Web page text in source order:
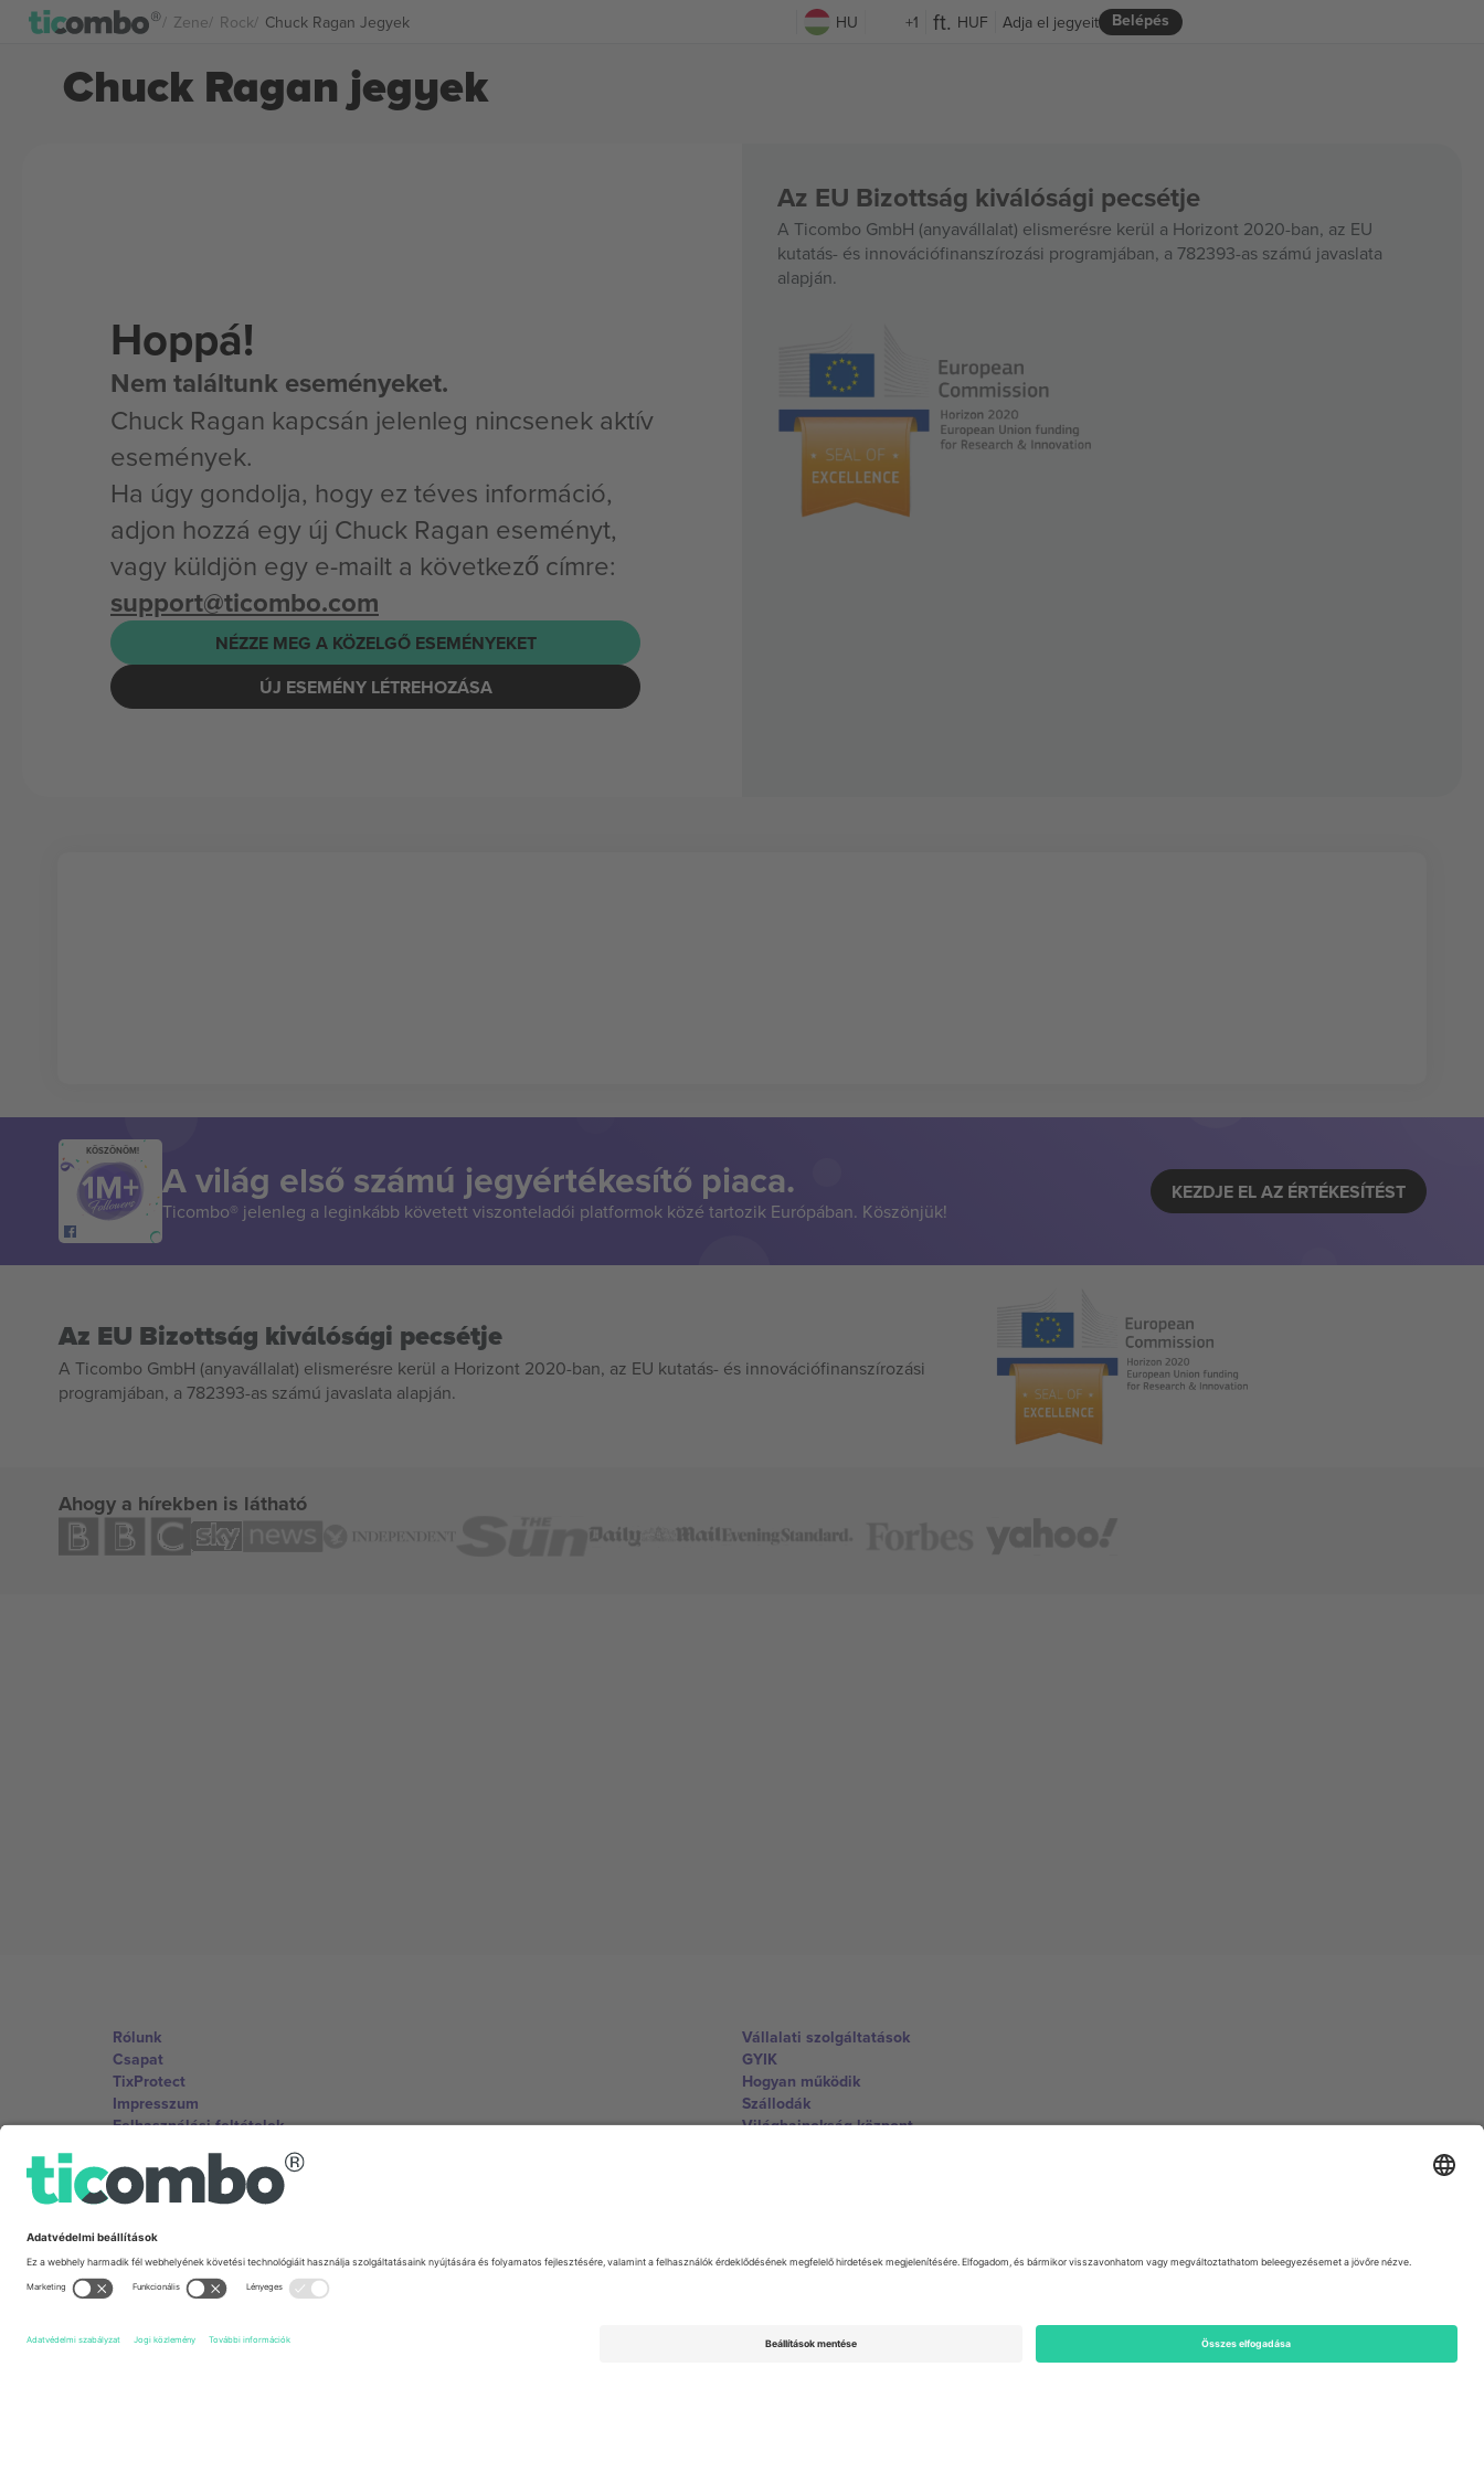
Zene Rock Chuck Ragan Jegyek HU +1 HUF Belépés
Adja el jegyeit
Chuck Ragan jegyek
Hoppá!
Nem találtunk eseményeket.
Chuck Ragan kapcsán jelenleg nincsenek aktív
események.
Ha úgy gondolja, hogy ez téves információ,
adjon hozzá egy új Chuck Ragan eseményt,
vagy küldjön egy e-mailt a következő címre:
support@ticombo.com
NÉZZE MEG A KÖZELGŐ ESEMÉNYEKET
ÚJ ESEMÉNY LÉTREHOZÁSA
Az EU Bizottság kiválósági pecsétje
A Ticombo GmbH (anyavállalat) elismerésre kerül a Horizont 2020-ban, az EU
kutatás- és innovációfinanszírozási programjában, a 782393-as számú javaslata
alapján.
KÖSZÖNÖM!
A világ első számú jegyértékesítő piaca.
Ticombo® jelenleg a leginkább követett viszonteladói platformok közé tartozik Európában. Köszönjük!
KEZDJE EL AZ ÉRTÉKESÍTÉST
Az EU Bizottság kiválósági pecsétje
A Ticombo GmbH (anyavállalat) elismerésre kerül a Horizont 2020-ban, az EU kutatás- és innovációfinanszírozási
programjában, a 782393-as számú javaslata alapján.
Ahogy a hírekben is látható
Rólunk
Csapat
TixProtect
Impresszum
Felhasználási feltételek
Partnerprogram
Vállalati szolgáltatások
GYIK
Hogyan működik
Szállodák
Világbajnokság központ